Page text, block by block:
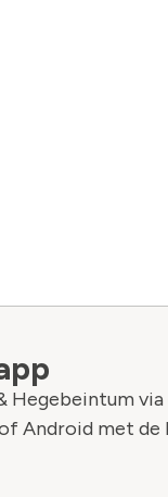
Hegebeintum via
Android met de